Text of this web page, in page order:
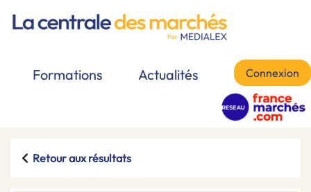
Formations Actualités Connexion
Retour aux résultats